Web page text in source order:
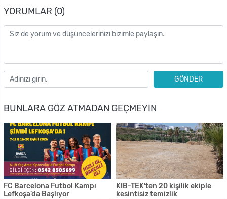
YORUMLAR (0)
GÖNDER
BUNLARA GÖZ ATMADAN GEÇMEYIN
FC Barcelona Futbol Kampı
Lefkoşa’da Başlıyor
KIB-TEK'ten 20 kişilik ekiple
kesintisiz temizlik